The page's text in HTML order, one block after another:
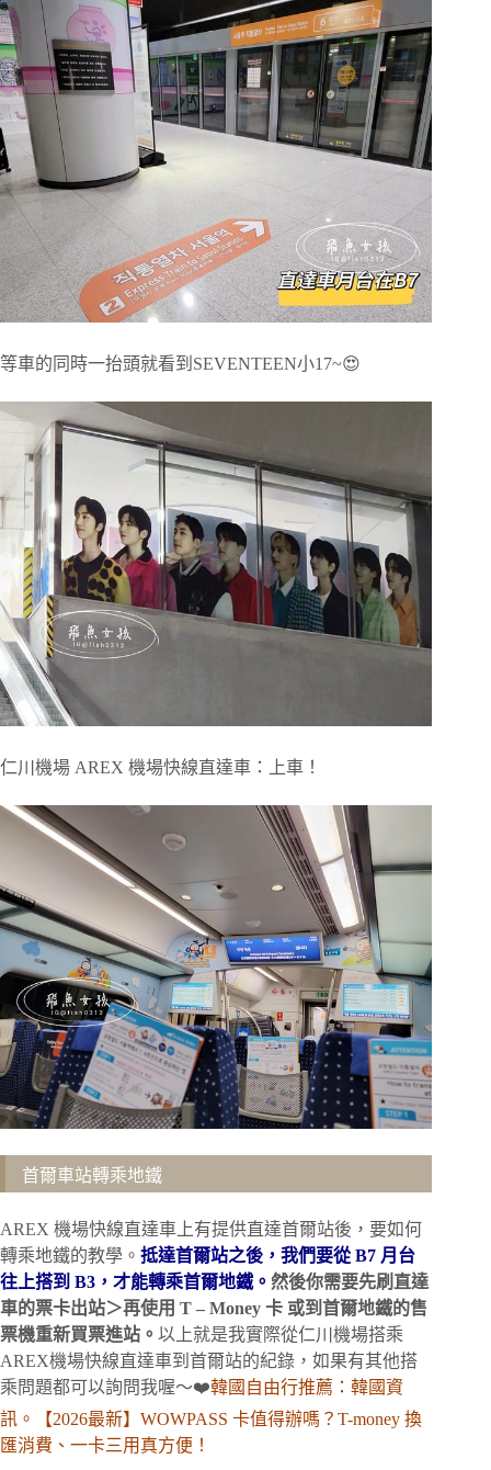
等車的同時一抬頭就看到SEVENTEEN小17~😍
仁川機場 AREX 機場快線直達車：上車！
首爾車站轉乘地鐵
AREX 機場快線直達車上有提供直達首爾站後，要如何
轉乘地鐵的教學。 抵達首爾站之後，我們要從 B7 月台
往上搭到 B3，才能轉乘首爾地鐵。 然後你需要先刷直達
車的票卡出站＞再使用 T – Money 卡 或到首爾地鐵的售
票機重新買票進站。 以上就是我實際從仁川機場搭乘
AREX機場快線直達車到首爾站的紀錄，如果有其他搭
乘問題都可以詢問我喔～❤️韓國自由行推薦：韓國資
訊。【2026最新】WOWPASS 卡值得辦嗎？T-money 換
匯消費、一卡三用真方便！